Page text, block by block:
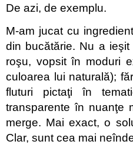
De azi, de exemplu.
M-am jucat cu
din bucătărie. Nu a
roşu, vopsit în moduri
culoarea lui naturală);
fluturi pictaţi în
transparente în nuanţe
merge. Mai exact, o
Clar, sunt cea mai